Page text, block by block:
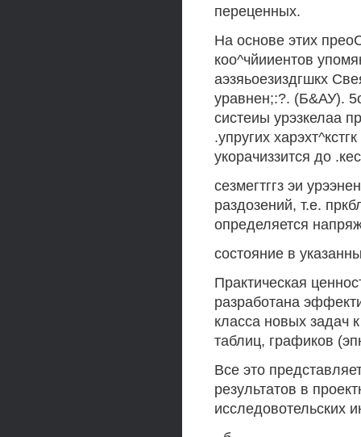
переценных.
На основе этих
коо^чйииентов
аэзяьоезиздгшкх
уравнен;:?. (Б&АУ).
систеиы урэзкелаа
.упругих
укорачиззится до
сезмегтггз эи
раздозений, т.е.
определяется
состояние в
Практическая
разработана
класса новых задач
таблиц, графиков
Все это
результатов в
исследовотельских